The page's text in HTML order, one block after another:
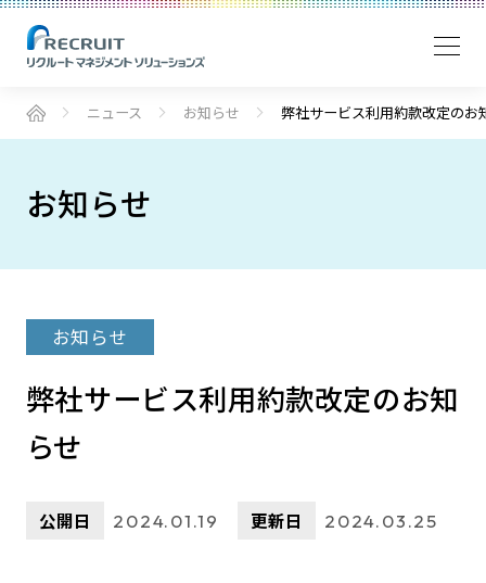
ニュース お知らせ 弊社サービス利用約款改定のお
お知らせ
お知らせ
弊社サービス利用約款改定のお知
らせ
公開日 2024.01.19 更新日 2024.03.25